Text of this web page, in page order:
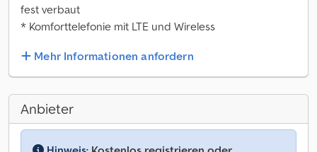
fest verbaut
* Komforttelefonie mit LTE und Wireless
Mehr Informationen anfordern
Anbieter